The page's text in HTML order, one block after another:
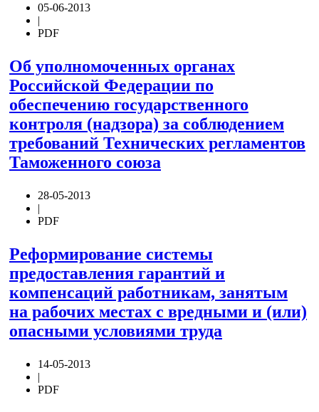
05-06-2013
|
PDF
Об уполномоченных органах
Российской Федерации по
обеспечению государственного
контроля (надзора) за соблюдением
требований Технических регламентов
Таможенного союза
28-05-2013
|
PDF
Реформирование системы
предоставления гарантий и
компенсаций работникам, занятым
на рабочих местах с вредными и (или)
опасными условиями труда
14-05-2013
|
PDF